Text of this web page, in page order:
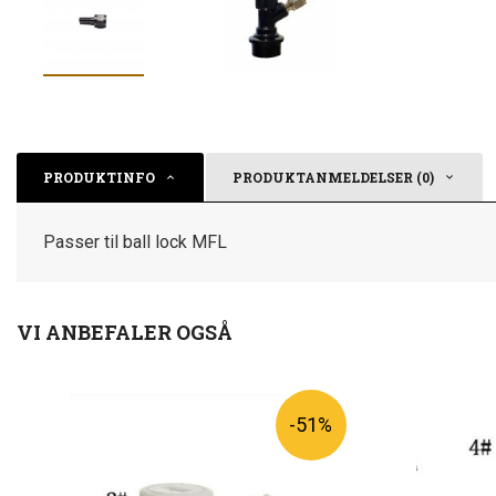
PRODUKTINFO PRODUKTANMELDELSER (0)
Passer til ball lock MFL
VI ANBEFALER OGSÅ
-51%